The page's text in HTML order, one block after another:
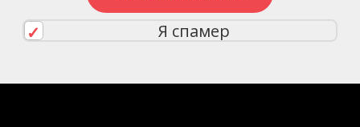
Скажите, привет!Я спамер